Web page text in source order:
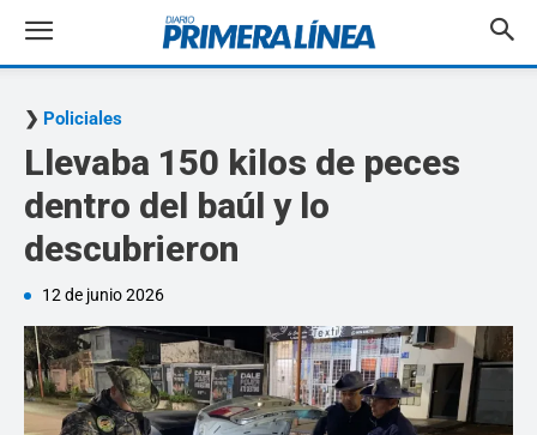
Policiales
Llevaba 150 kilos de peces
dentro del baúl y lo
descubrieron
12 de junio 2026